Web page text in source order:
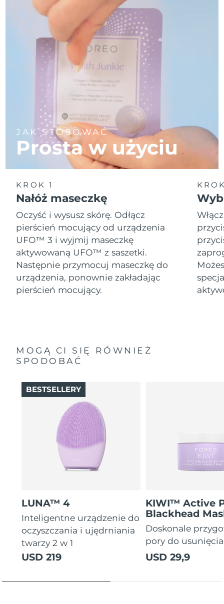
JAK STOSOWAĆ
Prosta w użyciu
KROK 1
Nałóż maseczkę
Oczyść i wysusz skórę. Odłącz
pierścień mocujący od urządzenia
UFO™ 3 i wyjmij maseczkę
aktywowaną UFO™ z saszetki.
Następnie przymocuj maseczkę do
urządzenia, ponownie zakładając
pierścień mocujący.
MOGĄ CI SIĘ RÓWNIEŻ
SPODOBAĆ
LUNA™ 4
Inteligentne urządzenie do
oczyszczania i ujędrniania
twarzy 2 w 1
USD 219
BESTSELLERY
KIWI™ Active
Blackhead
Doskonale
pory do
USD 29,9